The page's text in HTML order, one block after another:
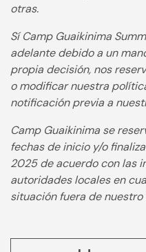
otras.
Sí Camp Guaikinima
adelante debido a un
propia decisión, nos
o modificar nuestra
notificación previa a
Camp Guaikinima se
fechas de inicio y/o
2025 de acuerdo con las
autoridades locales en
situación fuera de nuestro